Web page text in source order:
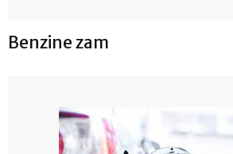
Benzine zam